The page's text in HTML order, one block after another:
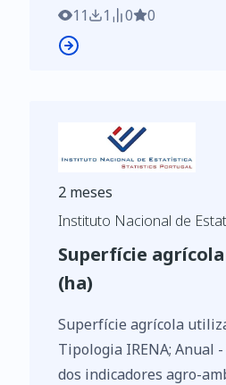
11 1 0 0
2 meses
Instituto Nacional de
Superfície
(ha)
Superfície agrícola
Tipologia IRENA; Anual
dos indicadores agro-